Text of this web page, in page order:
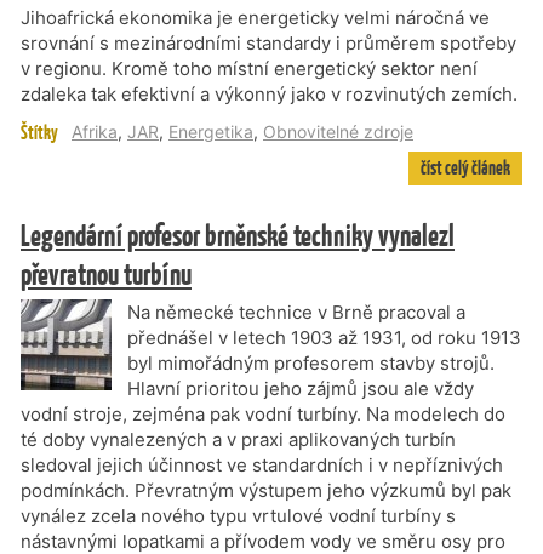
Jihoafrická ekonomika je energeticky velmi náročná ve
srovnání s mezinárodními standardy i průměrem spotřeby
v regionu. Kromě toho místní energetický sektor není
zdaleka tak efektivní a výkonný jako v rozvinutých zemích.
Štítky Afrika, JAR, Energetika, Obnovitelné zdroje
číst celý článek
Legendární profesor brněnské techniky vynalezl
převratnou turbínu
Na německé technice v Brně pracoval a
přednášel v letech 1903 až 1931, od roku 1913
byl mimořádným profesorem stavby strojů.
Hlavní prioritou jeho zájmů jsou ale vždy
vodní stroje, zejména pak vodní turbíny. Na modelech do
té doby vynalezených a v praxi aplikovaných turbín
sledoval jejich účinnost ve standardních i v nepříznivých
podmínkách. Převratným výstupem jeho výzkumů byl pak
vynález zcela nového typu vrtulové vodní turbíny s
nástavnými lopatkami a přívodem vody ve směru osy pro